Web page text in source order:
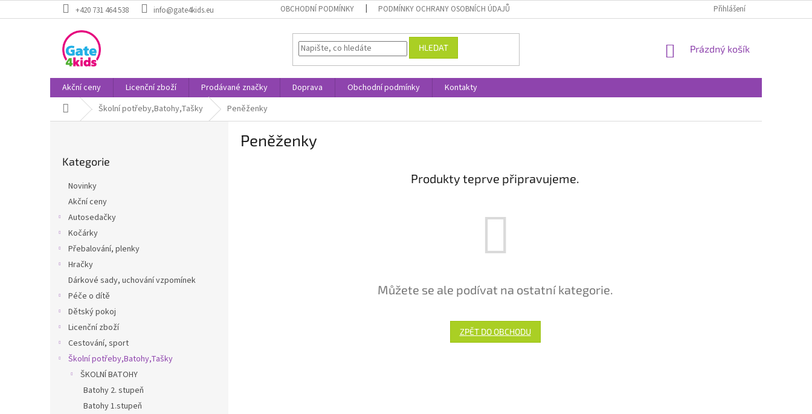
na
+420 731 464 538 info@gate4kids.eu OBCHODNÍ PODMÍNKY PODMÍNKY OCHRANY OSOBNÍCH ÚDAJŮ Přihlášení
HLEDAT
NÁKUPNÍ
Prázdný košík
Akční ceny Licenční zboží Prodávané značky Doprava Obchodní podmínky
Kontakty
Domů Školní potřeby,Batohy,Tašky Peněženky
kategorie
Kategorie
Novinky
Akční ceny
Autosedačky
Kočárky
Přebalování, plenky
Hračky
Dárkové sady, uchování vzpomínek
Péče o dítě
Dětský pokoj
Licenční zboží
Cestování, sport
Školní potřeby,Batohy,Tašky
ŠKOLNÍ BATOHY
Batohy 2. stupeň
Batohy 1.stupeň
Peněženky
Produkty teprve připravujeme.
Můžete se ale podívat na ostatní kategorie.
ZPĚT DO OBCHODU